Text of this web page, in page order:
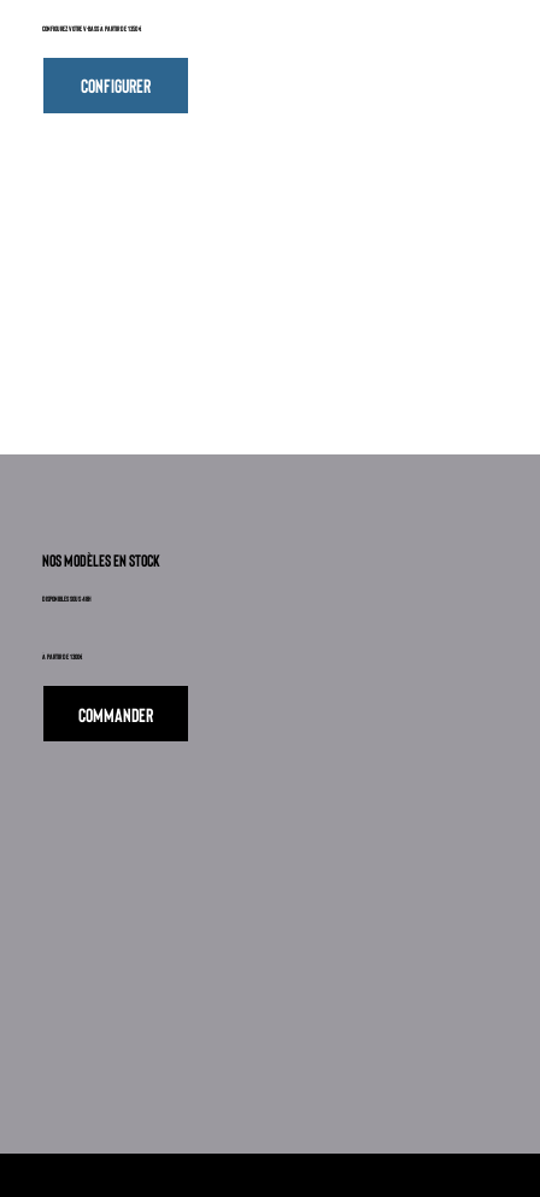
Configurez votre v-bass à partir de 1350 €
Configurer
nos modèles en stock
disponibles sous 48h
à partir de 1300€
COMMANDEr